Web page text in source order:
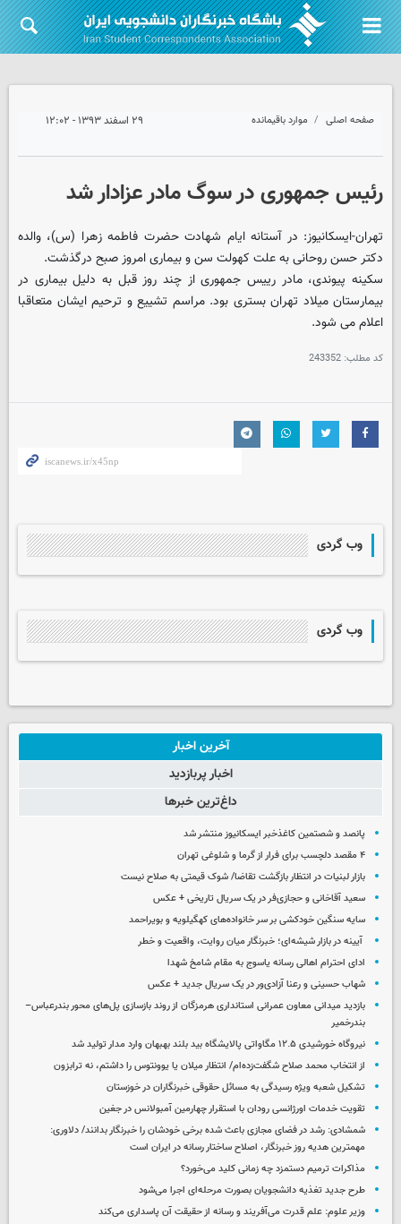
صفحه اصلی موارد باقیمانده ۲۹ اسفند ۱۳۹۳ - ۱۲:۰۲
رئیس جمهوری در سوگ مادر عزادار شد
تهران-ایسکانیوز: در آستانه ایام شهادت حضرت فاطمه زهرا (س)، والده
دکتر حسن روحانی به علت کهولت سن و بیماری امروز صبح درگذشت.
سکینه پیوندی، مادر رییس جمهوری از چند روز قبل به دلیل بیماری در
بیمارستان میلاد تهران بستری بود. مراسم تشییع و ترحیم ایشان متعاقبا
اعلام می شود.
کد مطلب: 243352
وب گردی
وب گردی
آخرین اخبار
اخبار پربازدید
داغ‌ترین خبرها
پانصد و شصتمین کاغذخبر ایسکانیوز منتشر شد
۴ مقصد دلچسب برای فرار از گرما و شلوغی تهران
بازار لبنیات در انتظار بازگشت تقاضا/ شوک قیمتی به صلاح نیست
سعید آقاخانی و حجازی‌فر در یک سریال تاریخی + عکس
سایه سنگین خودکشی بر سر خانواده‌های کهگیلویه و بویراحمد
آیینه در بازار شیشه‌ای؛ خبرنگار میان روایت، واقعیت و خطر
ادای احترام اهالی رسانه یاسوج به مقام شامخ شهدا
شهاب حسینی و رعنا آزادی‌ور در یک سریال جدید + عکس
بازدید میدانی معاون عمرانی استانداری هرمزگان از روند بازسازی پل‌های محور بندرعباس–
بندرخمیر
نیروگاه خورشیدی ۱۲.۵ مگاواتی پالایشگاه بید بلند بهبهان وارد مدار تولید شد
از انتخاب محمد صلاح شگفت‌زده‌ام/ انتظار میلان یا یوونتوس را داشتم، نه ترابزون
تشکیل شعبه ویژه رسیدگی به مسائل حقوقی خبرنگاران در خوزستان
تقویت خدمات اورژانسی رودان با استقرار چهارمین آمبولانس در جغین
شمشادی: رشد در فضای مجازی باعث شده برخی خودشان را خبرنگار بدانند/ دلاوری:
مهمترین هدیه‌ روز خبرنگار، اصلاح ساختار رسانه در ایران است
مذاکرات ترمیم دستمزد چه زمانی کلید می‌خورد؟
طرح جدید تغذیه دانشجویان بصورت مرحله‌ای اجرا می‌شود
وزیر علوم: علم قدرت می‌آفریند و رسانه از حقیقت آن پاسداری می‌کند